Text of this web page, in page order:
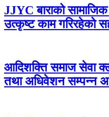
JJYC बाराको
उत्कृष्ट काम गरिरहेको
आदिशक्ति समाज सेवा
तथा अधिवेशन सम्पन्न